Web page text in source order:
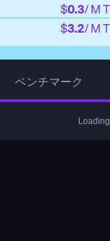
$0.3/ M
$3.2/ M
ベンチマーク